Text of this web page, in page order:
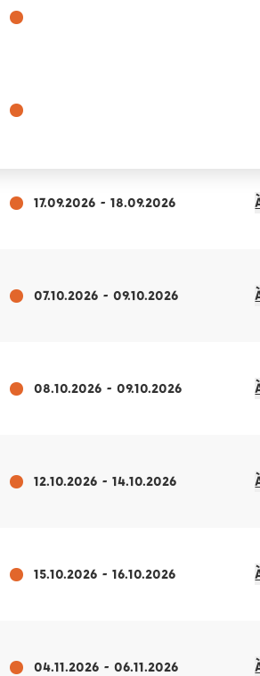
17.09.2026 - 18.09.2026
07.10.2026 - 09.10.2026
08.10.2026 - 09.10.2026
12.10.2026 - 14.10.2026
15.10.2026 - 16.10.2026
04.11.2026 - 06.11.2026